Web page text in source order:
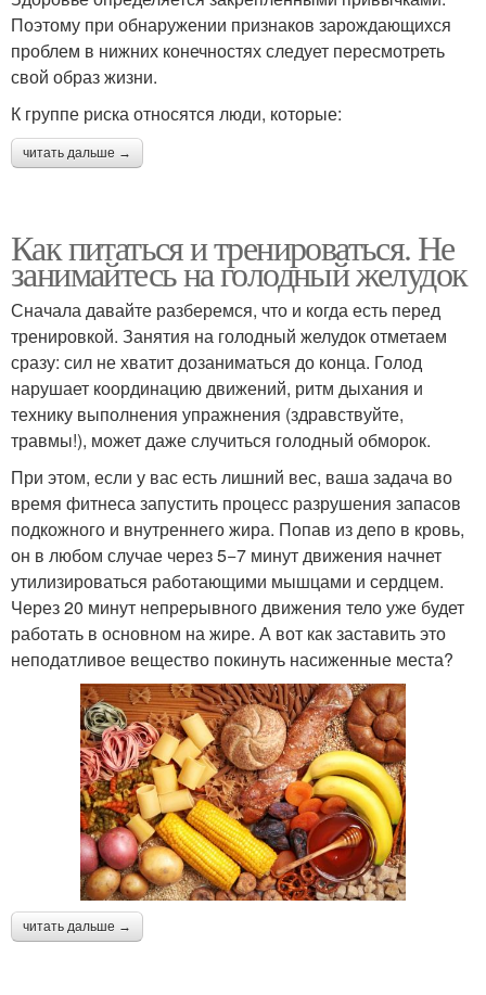
Поэтому при обнаружении признаков зарождающихся
проблем в нижних конечностях следует пересмотреть
свой образ жизни.
К группе риска относятся люди, которые:
читать дальше →
Как питаться и тренироваться. Не
занимайтесь на голодный желудок
Сначала давайте разберемся, что и когда есть перед
тренировкой. Занятия на голодный желудок отметаем
сразу: сил не хватит дозаниматься до конца. Голод
нарушает координацию движений, ритм дыхания и
технику выполнения упражнения (здравствуйте,
травмы!), может даже случиться голодный обморок.
При этом, если у вас есть лишний вес, ваша задача во
время фитнеса запустить процесс разрушения запасов
подкожного и внутреннего жира. Попав из депо в кровь,
он в любом случае через 5−7 минут движения начнет
утилизироваться работающими мышцами и сердцем.
Через 20 минут непрерывного движения тело уже будет
работать в основном на жире. А вот как заставить это
неподатливое вещество покинуть насиженные места?
читать дальше →